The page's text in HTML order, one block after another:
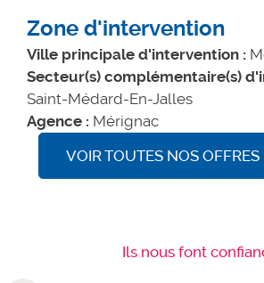
Zone d'intervention
Ville principale d'intervention :
Secteur(s) complémentaire(s)
Saint-Médard-En-Jalles
Agence : Mérignac
VOIR TOUTES NOS
Ils nous font